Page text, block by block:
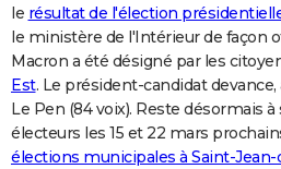
le résultat de l'élection
le ministère de l'Intérieur de façon
Macron a été désigné par les
Est. Le président-candidat devance,
Le Pen (84 voix). Reste désormais
électeurs les 15 et 22 mars
élections municipales à Saint-Jean-